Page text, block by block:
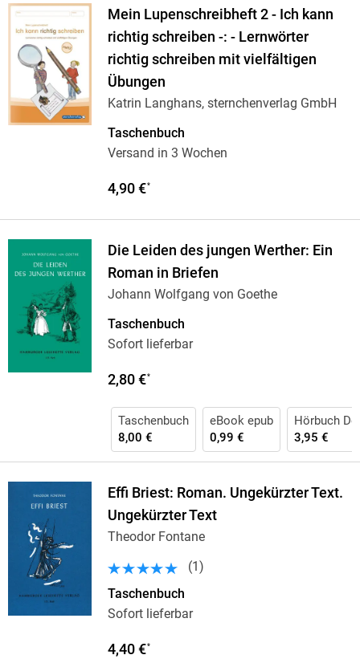
Mein Lupenschreibheft 2 - Ich kann
richtig schreiben -: - Lernwörter
richtig schreiben mit vielfältigen
Übungen
Katrin Langhans, sternchenverlag GmbH
Taschenbuch
Versand in 3 Wochen
4,90 €*
Die Leiden des jungen Werther: Ein
Roman in Briefen
Johann Wolfgang von Goethe
Taschenbuch
Sofort lieferbar
2,80 €*
Taschenbuch
8,00 €
eBook epub
0,99 €
Hörbuch
3,95 €
Effi Briest: Roman. Ungekürzter Text.
Ungekürzter Text
Theodor Fontane
(1 )
Taschenbuch
Sofort lieferbar
4,40 €*